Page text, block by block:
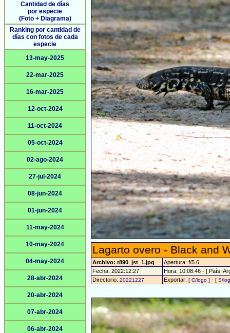
Cantidad de días
por especie
(Foto + Diagrama)
Ranking por cantidad de
días con fotos de cada
especie
13-may-2025
22-mar-2025
16-mar-2025
12-oct-2024
11-oct-2024
05-oct-2024
02-ago-2024
27-jul-2024
08-jun-2024
01-jun-2024
11-may-2024
10-may-2024
04-may-2024
28-abr-2024
20-abr-2024
07-abr-2024
06-abr-2024
Lagarto overo - Black and
Archivo: r890_jst_1.jpg
Apertura: f/5.6
Fecha: 2022:12:27
Hora: 10:08:46 - [ País:
Directorio: 20221227 Exportar: [ C/logo ] - [ S/